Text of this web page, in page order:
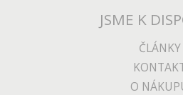
JSME K
ČLÁNKY
O